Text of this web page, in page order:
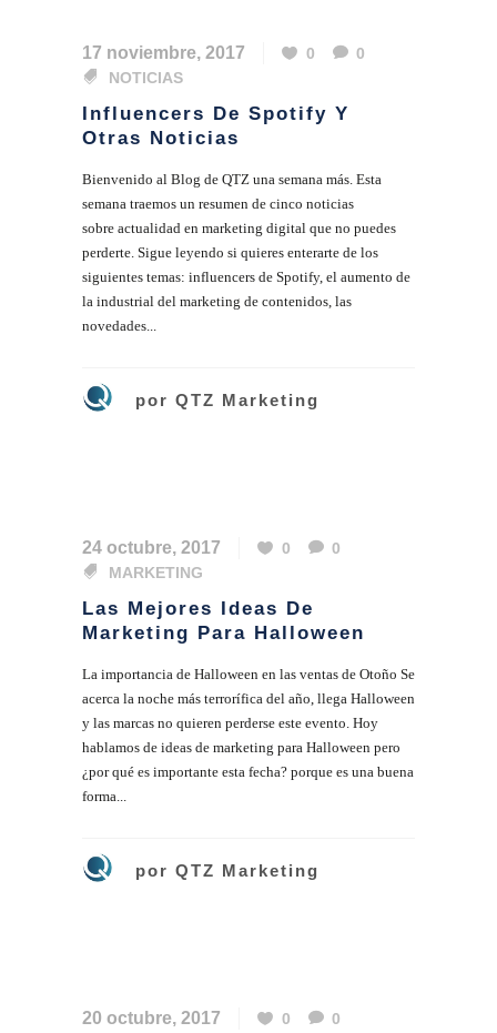
17 noviembre, 2017 0
0
NOTICIAS
Influencers De Spotify Y
Otras Noticias
Bienvenido al Blog de QTZ una semana más. Esta
semana traemos un resumen de cinco noticias
sobre actualidad en marketing digital que no puedes
perderte. Sigue leyendo si quieres enterarte de los
siguientes temas: influencers de Spotify, el aumento de
la industrial del marketing de contenidos, las
novedades...
por QTZ Marketing
24 octubre, 2017 0
0
MARKETING
Las Mejores Ideas De
Marketing Para Halloween
La importancia de Halloween en las ventas de Otoño Se
acerca la noche más terrorífica del año, llega Halloween
y las marcas no quieren perderse este evento. Hoy
hablamos de ideas de marketing para Halloween pero
¿por qué es importante esta fecha? porque es una buena
forma...
por QTZ Marketing
20 octubre, 2017 0
0